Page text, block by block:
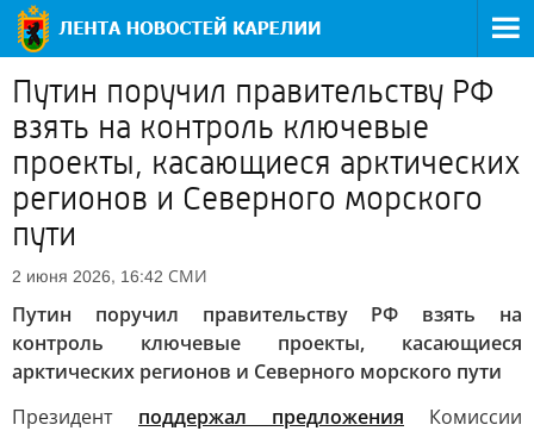
Путин поручил правительству РФ
взять на контроль ключевые
проекты, касающиеся арктических
регионов и Северного морского
пути
2 июня 2026, 16:42 СМИ
Путин поручил правительству РФ взять на
контроль ключевые проекты, касающиеся
арктических регионов и Северного морского пути
Президент поддержал предложения Комиссии